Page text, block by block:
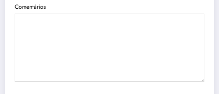
Comentários